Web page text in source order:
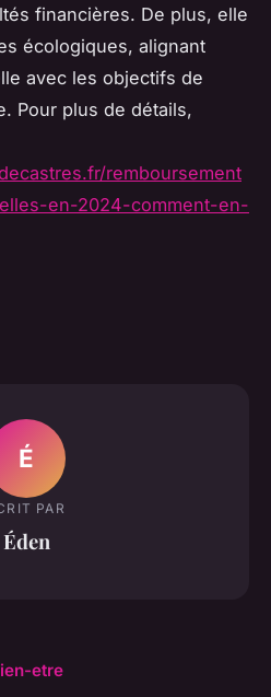
financières. De plus, elle
écologiques, alignant
avec les objectifs de
Pour plus de détails,
remboursement
en-2024-comment-en-
É
PAR
Éden
etre